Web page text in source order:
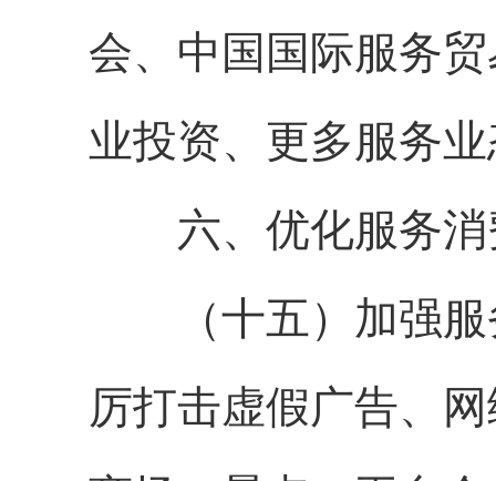
会、中国国际服务
业投资、更多服务
六、优化服务消
（十五）加强服
厉打击虚假广告、